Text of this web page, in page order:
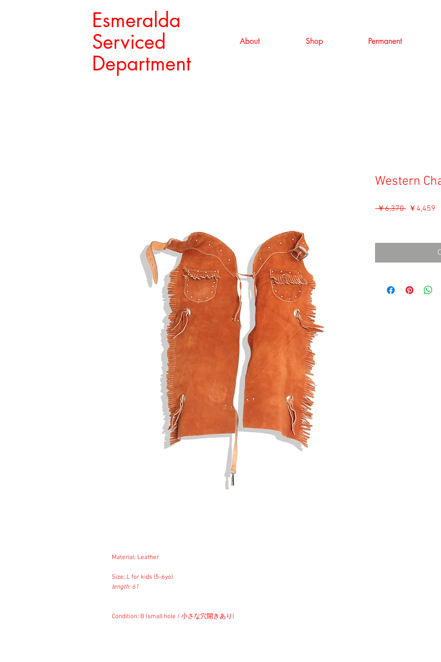
Esmeralda
Serviced
Department
About Shop Permanent
Material: Leather
Size: L for kids (5-6yo)
length: 61
Condition: B (small hole / 小さな穴開きあり)
Western
￥6,370 通￥4,459